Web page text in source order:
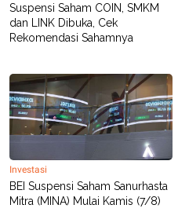
T
A
N
A
E
M
S
S
R
E
A
S
E
I
L
A
N
G
K
I
N
E
Suspensi Saham COIN, SMKM
dan LINK Dibuka, Cek
Rekomendasi Sahamnya
Investasi
BEI Suspensi Saham Sanurhasta
Mitra (MINA) Mulai Kamis (7/8)